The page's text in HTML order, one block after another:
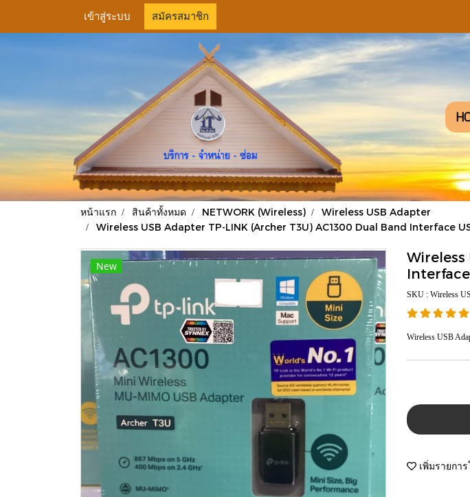
เข้าสู่ระบบ สมัครสมาชิก
หน้าแรก สินค้าทั้งหมด NETWORK (Wireless)
Wireless USB Adapter
Wireless USB Adapter TP-LINK (Archer T3U) AC1300 Dual Band Interface
New
Wireless
Interface
SKU : Wireless
Wireless USB
เพิ่มรายกา